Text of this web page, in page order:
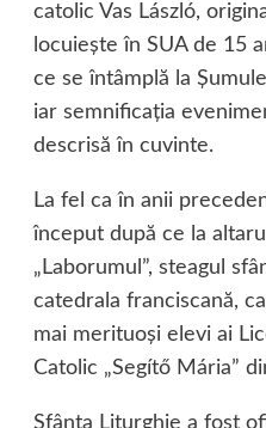
catolic Vas László,
locuieşte în SUA de 15
ce se întâmplă la
iar semnificaţia
descrisă în cuvinte.
La fel ca în anii
început după ce la
„Laborumul”, steagul
catedrala franciscană,
mai merituoşi elevi ai
Catolic „Segítő Mária”
Sfânta Liturghie a fost